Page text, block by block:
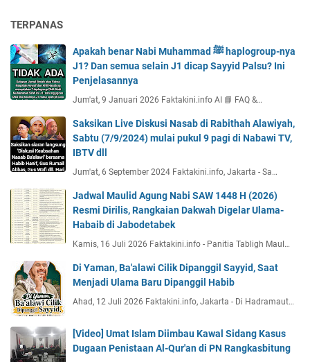
TERPANAS
Apakah benar Nabi Muhammad ﷺ haplogroup-nya
J1? Dan semua selain J1 dicap Sayyid Palsu? Ini
Penjelasannya
Jum'at, 9 Januari 2026 Faktakini.info AI 📘 FAQ &…
Saksikan Live Diskusi Nasab di Rabithah Alawiyah,
Sabtu (7/9/2024) mulai pukul 9 pagi di Nabawi TV,
IBTV dll
Jum'at, 6 September 2024 Faktakini.info, Jakarta - Sa…
Jadwal Maulid Agung Nabi SAW 1448 H (2026)
Resmi Dirilis, Rangkaian Dakwah Digelar Ulama-
Habaib di Jabodetabek
Kamis, 16 Juli 2026 Faktakini.info - Panitia Tabligh Maul…
Di Yaman, Ba'alawi Cilik Dipanggil Sayyid, Saat
Menjadi Ulama Baru Dipanggil Habib
Ahad, 12 Juli 2026 Faktakini.info, Jakarta - Di Hadramaut…
[Video] Umat Islam Diimbau Kawal Sidang Kasus
Dugaan Penistaan Al-Qur'an di PN Rangkasbitung